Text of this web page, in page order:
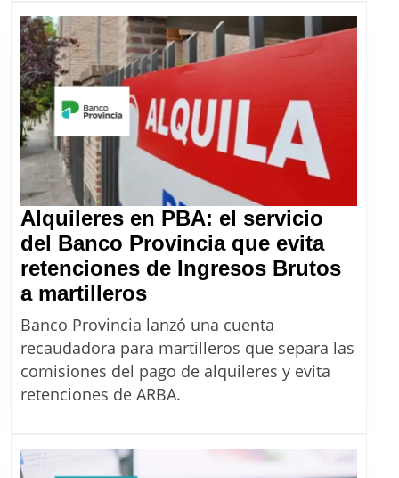
mes
Alquileres en PBA: el servicio
del Banco Provincia que evita
retenciones de Ingresos Brutos
a martillerosAlquileres
en
PBA:
el
servicio
Banco Provincia lanzó una cuenta
recaudadora para martilleros que separa las
comisiones del pago de alquileres y evita
retenciones de ARBA.